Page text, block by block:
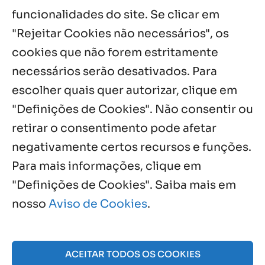
funcionalidades do site. Se clicar em
"Rejeitar Cookies não necessários", os
cookies que não forem estritamente
necessários serão desativados. Para
escolher quais quer autorizar, clique em
"Definições de Cookies". Não consentir ou
retirar o consentimento pode afetar
negativamente certos recursos e funções.
Para mais informações, clique em
"Definições de Cookies". Saiba mais em
nosso Aviso de Cookies.
ACEITAR TODOS OS COOKIES
Feminina de Chapala celebra aniversário
com missa e festa
6 ago, 2026
Notícias por Categoria
Próximos Eventos
Agosto, 2026